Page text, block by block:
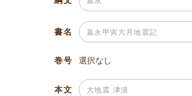
書名
巻号
本文